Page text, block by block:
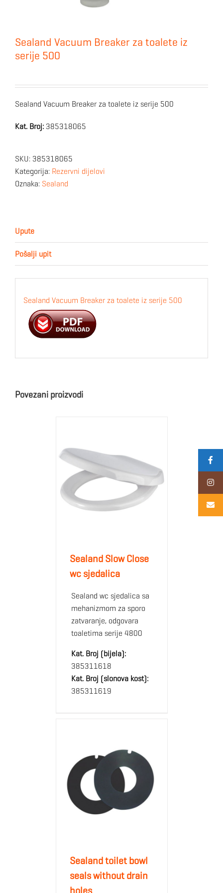
Sealand Vacuum Breaker za toalete iz
serije 500
Sealand Vacuum Breaker za toalete iz serije 500
Kat. Broj: 385318065
SKU: 385318065
Kategorija: Rezervni dijelovi
Oznaka: Sealand
Upute
Pošalji upit
Sealand Vacuum Breaker za toalete iz serije 500
Povezani proizvodi
Sealand Slow Close
wc sjedalica
Sealand wc sjedalica sa
mehanizmom za sporo
zatvaranje, odgovara
toaletima serije 4800
Kat. Broj (bijela):
385311618
Kat. Broj (slonova kost):
385311619
Sealand toilet bowl
seals without drain